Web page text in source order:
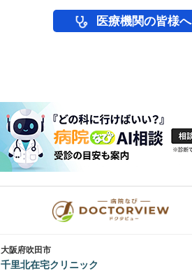
医療機関の皆様へ
大阪府吹田市
千里北在宅クリニック